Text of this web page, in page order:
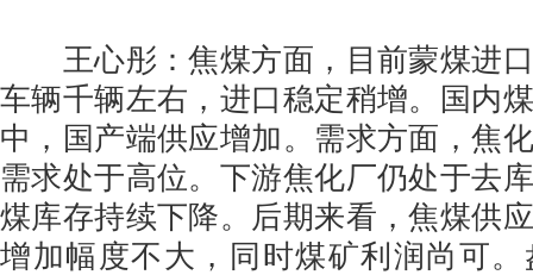
王心彤：焦煤方面，目前蒙煤进口
车辆千辆左右，进口稳定稍增。国内
中，国产端供应增加。需求方面，焦
需求处于高位。下游焦化厂仍处于去
煤库存持续下降。后期来看，焦煤供
增加幅度不大，同时煤矿利润尚可